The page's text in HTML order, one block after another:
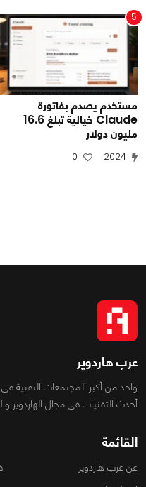
5
مستخدم يصدم بفاتورة
Claude خيالية تبلغ 16.6
مليون دولار
2024
0
عرب هاردوير
واحد من أكبر المجتمعات التقنية
أحدث التقنيات فى مجال الهاردوير
القائمة
عن عرب هاردوير